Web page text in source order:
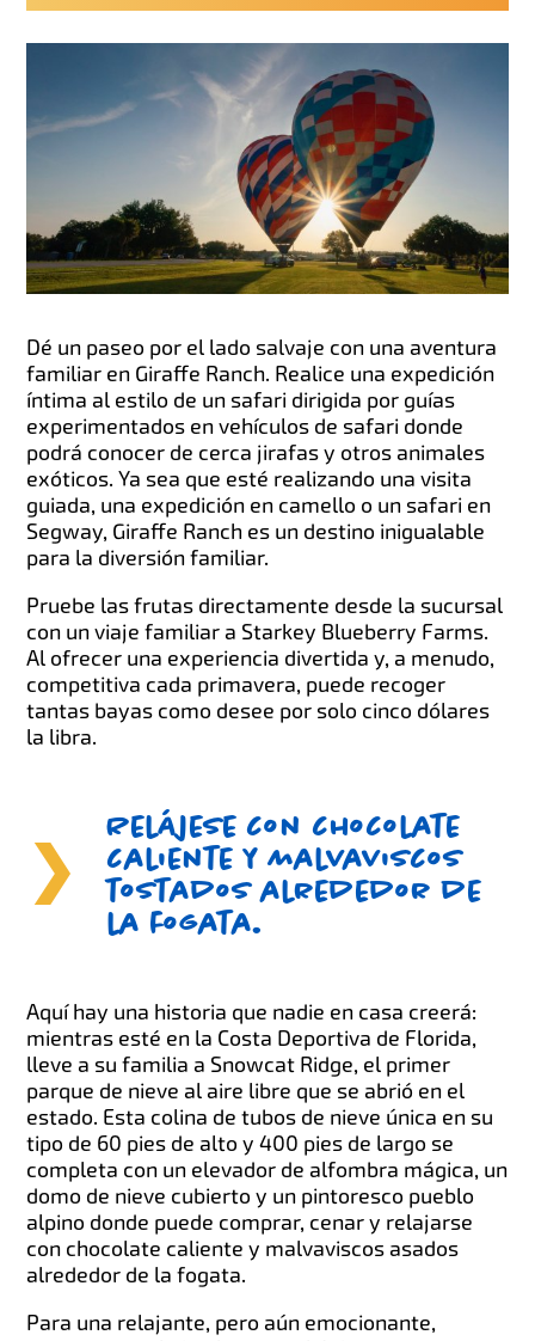
Dé un paseo por el lado salvaje con una aventura
familiar en Giraffe Ranch. Realice una expedición
íntima al estilo de un safari dirigida por guías
experimentados en vehículos de safari donde
podrá conocer de cerca jirafas y otros animales
exóticos. Ya sea que esté realizando una visita
guiada, una expedición en camello o un safari en
Segway, Giraffe Ranch es un destino inigualable
para la diversión familiar.
Pruebe las frutas directamente desde la sucursal
con un viaje familiar a Starkey Blueberry Farms.
Al ofrecer una experiencia divertida y, a menudo,
competitiva cada primavera, puede recoger
tantas bayas como desee por solo cinco dólares
la libra.
Relájese con chocolate
caliente y malvaviscos
tostados alrededor de
la fogata.
Aquí hay una historia que nadie en casa creerá:
mientras esté en la Costa Deportiva de Florida,
lleve a su familia a Snowcat Ridge, el primer
parque de nieve al aire libre que se abrió en el
estado. Esta colina de tubos de nieve única en su
tipo de 60 pies de alto y 400 pies de largo se
completa con un elevador de alfombra mágica, un
domo de nieve cubierto y un pintoresco pueblo
alpino donde puede comprar, cenar y relajarse
con chocolate caliente y malvaviscos asados
alrededor de la fogata.
Para una relajante, pero aún emocionante,